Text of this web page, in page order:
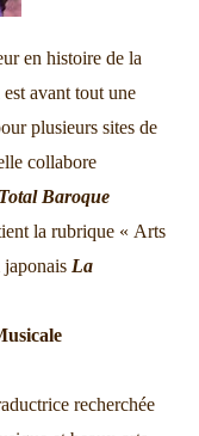
en histoire de la
est avant tout une
plusieurs sites de
collabore
Total Baroque
la rubrique « Arts
japonais La
recherchée